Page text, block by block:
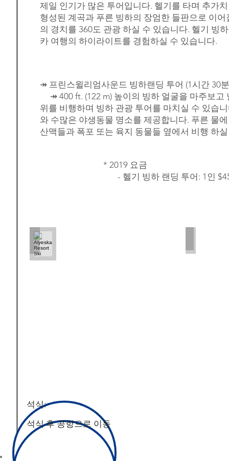
제일 인기가 많은 투어입니다. 헬기를 타며 추가
형성된 계곡과 푸른 빙하의 장엄한 들판으로 이
의 경치를 360도 관광 하실 수 있습니다. 헬기 빙
카 여행의 하이라이트를 경험하실 수 있습니다.
↠ 프린스윌리엄사운드 빙하랜딩 투어 (1시간 30
↠ 400 ft. (122 m) 높이의 빙하 얼굴을 마주보고
위를 비행하며 빙하 관광 투어를 마치실 수 있습
와 수많은 야생동물 명소를 제공합니다. 푸른 물
산맥들과 폭포 또는 육지 동물들 옆에서 비행 하
* 2019 요금
- 헬기 빙하 랜딩 투어: 1인
Alyeska Resort Ski
석식:
석식 후 공항으로 이동